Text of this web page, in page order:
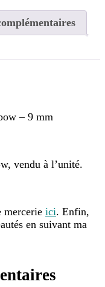
– 9 mm
vendu à l’unité.
mercerie ici. Enfin,
en suivant ma